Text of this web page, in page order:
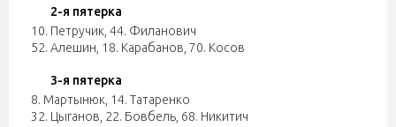
2-я пятерка
10. Петручик 44. Филанович
52. Алешин 18. Карабанов 70. Косов
3-я пятерка
8. Мартынюк 14. Татаренко
32. Цыганов 22. Бовбель 68. Никитич